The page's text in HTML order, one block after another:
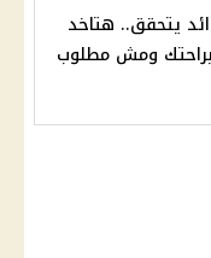
يتحقق.. هتاخد
براحتك ومش مطلوب